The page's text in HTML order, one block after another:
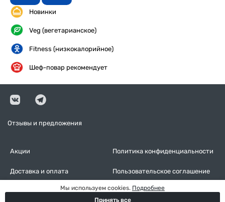
Новинки
Veg (вегетарианское)
Fitness (низкокалорийное)
Шеф-повар рекомендует
Отзывы и предложения
Акции
Доставка и оплата
Контакты
Политика конфиденциальности
Пользовательское соглашение
Оставить отзыв
Мы используем cookies. Подробнее
Принять все